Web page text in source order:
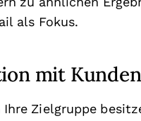
als Fokus.
mit Kunden
Zielgruppe